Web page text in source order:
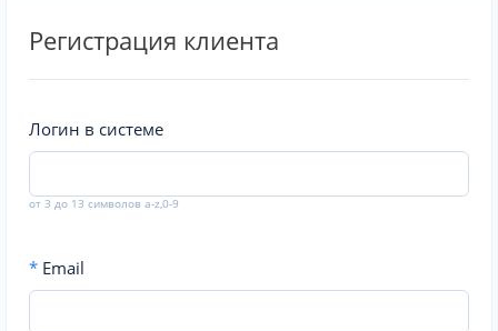
Регистрация клиента
Логин в системе
от 3 до 13 символов a-z,0-9
* Email